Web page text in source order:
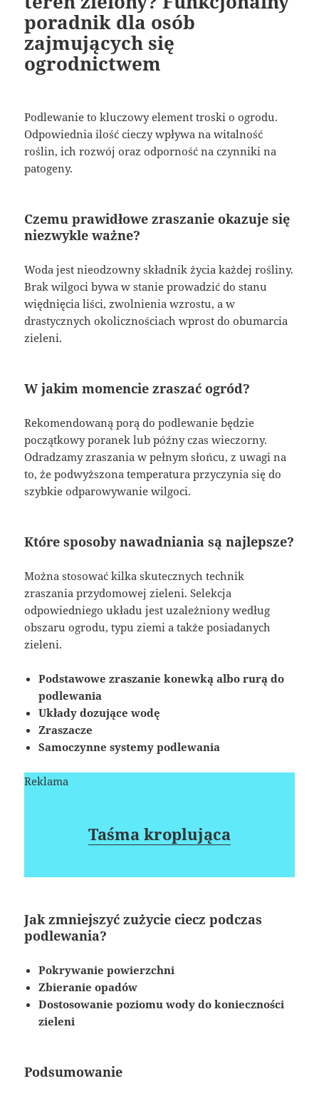
poradnik dla osób
zajmujących się
ogrodnictwem
Podlewanie to kluczowy element troski o ogrodu.
Odpowiednia ilość cieczy wpływa na witalność
roślin, ich rozwój oraz odporność na czynniki na
patogeny.
Czemu prawidłowe zraszanie okazuje się
niezwykle ważne?
Woda jest nieodzowny składnik życia każdej rośliny.
Brak wilgoci bywa w stanie prowadzić do stanu
więdnięcia liści, zwolnienia wzrostu, a w
drastycznych okolicznościach wprost do obumarcia
zieleni.
W jakim momencie zraszać ogród?
Rekomendowaną porą do podlewanie będzie
początkowy poranek lub późny czas wieczorny.
Odradzamy zraszania w pełnym słońcu, z uwagi na
to, że podwyższona temperatura przyczynia się do
szybkie odparowywanie wilgoci.
Które sposoby nawadniania są najlepsze?
Można stosować kilka skutecznych technik
zraszania przydomowej zieleni. Selekcja
odpowiedniego układu jest uzależniony według
obszaru ogrodu, typu ziemi a także posiadanych
zieleni.
Podstawowe zraszanie konewką albo rurą do
podlewania
Układy dozujące wodę
Zraszacze
Samoczynne systemy podlewania
Reklama
Taśma kroplująca
Jak zmniejszyć zużycie ciecz podczas
podlewania?
Pokrywanie powierzchni
Zbieranie opadów
Dostosowanie poziomu wody do konieczności
zieleni
Podsumowanie